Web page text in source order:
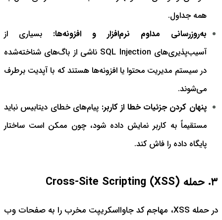
همه جداول.
به‌روزرسانی مداوم نرم‌افزار و افزونه‌ها: بسیاری از
آسیب‌پذیری‌های SQL Injection ناشی از باگ‌های شناخته‌شده
در سیستم مدیریت محتوا یا افزونه‌ها هستند که با آپدیت برطرف
می‌شوند.
پنهان کردن جزئیات خطا از کاربر: پیام‌های خطای دیتابیس نباید
مستقیماً به کاربر نمایش داده شود، چون ممکن است ساختار
پایگاه داده را فاش کند.
۳. حمله Cross-Site Scripting (XSS)
در حمله XSS، مهاجم کد جاوااسکریپت مخرب را به صفحات وب